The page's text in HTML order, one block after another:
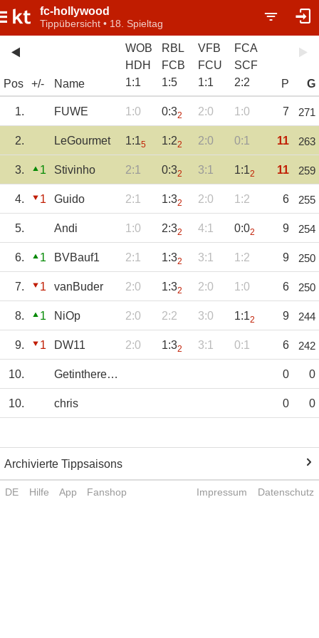
fc-hollywood
Tippübersicht • 18. Spieltag
Pos +/- Name
WOB
HDH
1:1
RBL
FCB
1:5
VFB
FCU
1:1
FCA
SCF
2:2 P G
1. FUWE 1:0 0:32 2:0 1:0 7 271
2. LeGourmet 1:15 1:22 2:0 0:1 11 263
3. 1 Stivinho 2:1 0:32 3:1 1:12 11 259
4. 1 Guido 2:1 1:32 2:0 1:2 6 255
5. Andi 1:0 2:32 4:1 0:02 9 254
6. 1 BVBauf1 2:1 1:32 3:1 1:2 9 250
7. 1 vanBuder 2:0 1:32 2:0 1:0 6 250
8. 1 NiOp 2:0 2:2 3:0 1:12 9 244
9. 1 DW11 2:0 1:32 3:1 0:1 6 242
10. GetinthereLewis 0 0
10. chris 0 0
Archivierte Tippsaisons
DE Hilfe App Fanshop Impressum Datenschutz